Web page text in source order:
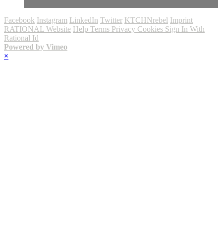
Facebook Instagram LinkedIn Twitter KTCHNrebel Imprint
RATIONAL Website Help Terms Privacy Cookies Sign In With
Rational Id
Powered by Vimeo
×